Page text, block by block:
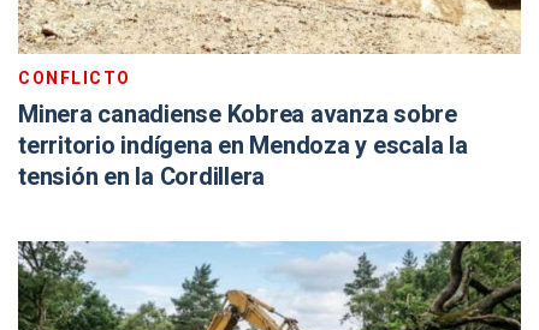
CONFLICTO
Minera canadiense Kobrea avanza sobre
territorio indígena en Mendoza y escala la
tensión en la Cordillera